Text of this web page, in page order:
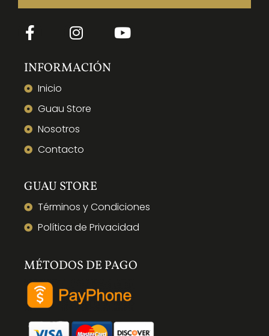
INFORMACIÓN
Inicio
Guau Store
Nosotros
Contacto
GUAU STORE
Términos y Condiciones
Política de Privacidad
MÉTODOS DE PAGO